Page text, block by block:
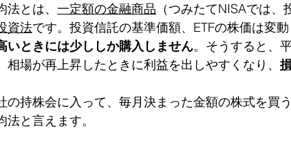
とは、 一定額の金融商品 （つみたてNISAでは
資法です。投資信託の基準価額、ETFの株価は変動
いときには少ししか購入しません。そうすると、
相場が再上昇したときに利益を出しやすくなり、
の持株会に入って、毎月決まった金額の株式を買
と言えます。